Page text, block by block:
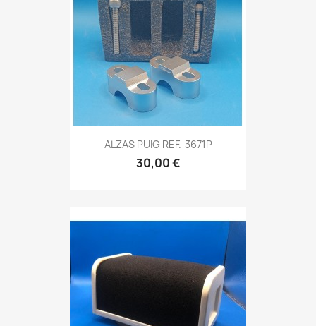
ALZAS PUIG REF.-3671P
30,00 €